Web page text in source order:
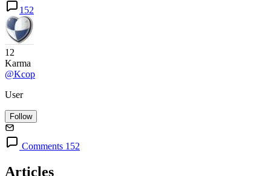
152
12
Karma
@Kcop
User
Follow
Comments 152
Articles